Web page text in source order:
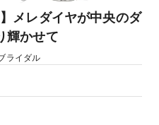
メレダイヤが中央のダ
輝かせて
ライダル